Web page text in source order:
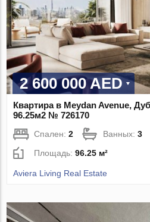
2 600 000 AED
Квартира в Meydan Avenue,
96.25м2 № 726170
Спален:2 Ванных:3
Площадь:96.25 м²
Aviera Living Real Estate